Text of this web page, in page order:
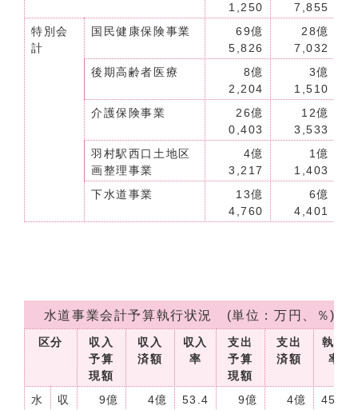
1,250
7,855
特別会
計
国民健康保険事業
69億
5,826
28億
7,032
後期高齢者医療
8億
2,204
3億
1,510
介護保険事業
26億
0,403
12億
3,533
羽村駅西口土地区
画整理事業
4億
3,217
1億
1,403
下水道事業
13億
4,760
6億
4,401
水道事業会計予算執行状況 (単位：万円、％)
区分
収入
予算
現額
収入
済額
収入
率
支出
予算
現額
支出
済額
執行
率
水
収
9億
4億
53.4
9億
4億
45.8